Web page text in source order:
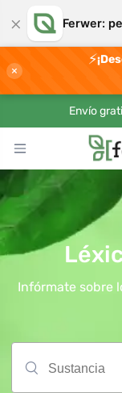
× Ferwer:
×
⚡
Envío
Infórmate sobre